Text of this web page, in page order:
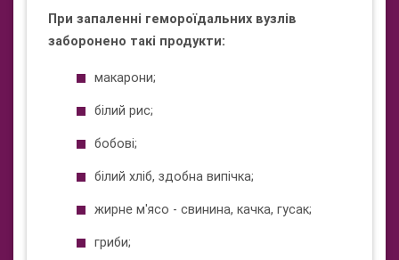
При запаленні гемороїдальних вузлів
заборонено такі продукти:
макарони;
білий рис;
бобові;
білий хліб, здобна випічка;
жирне м'ясо - свинина, качка, гусак;
гриби;